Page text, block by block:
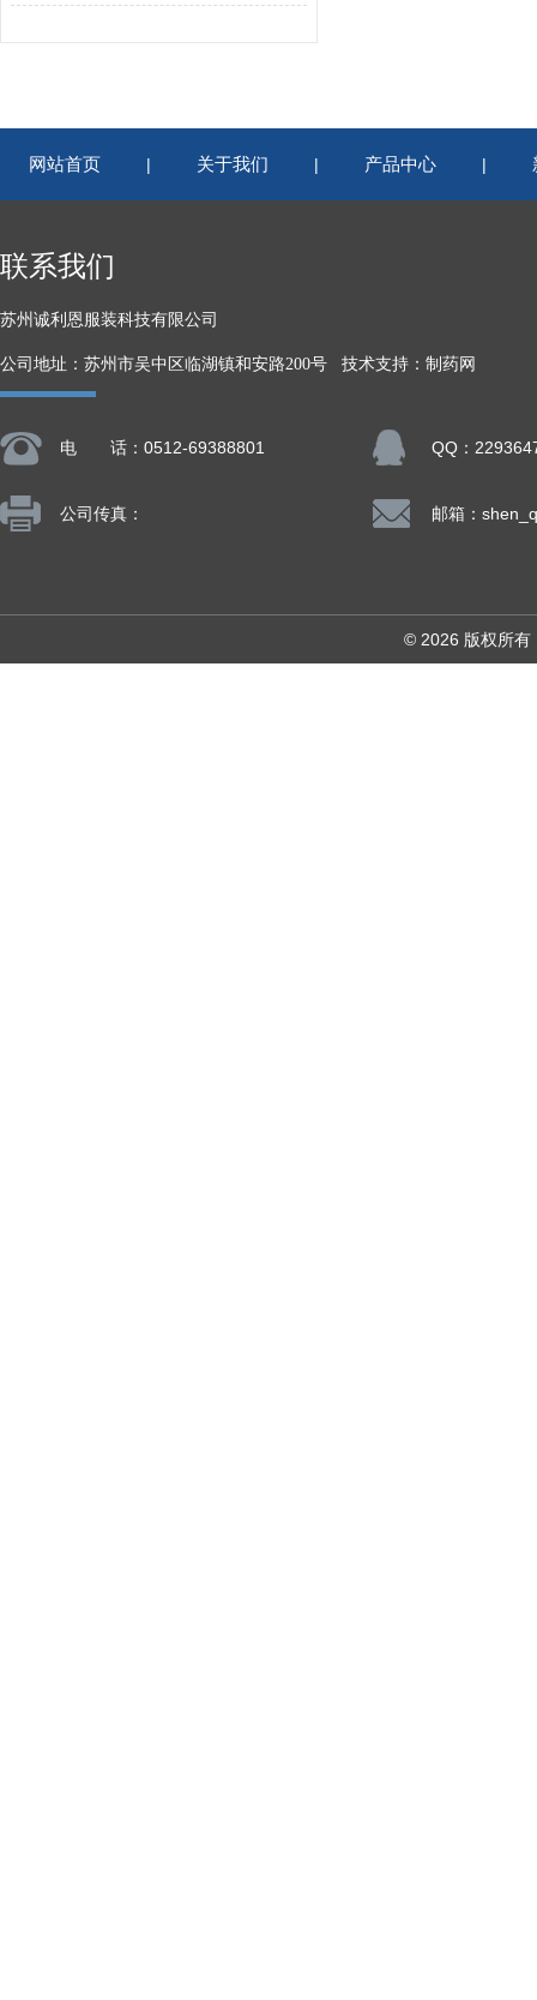
网站首页 | 关于我们 | 产品中心 |
联系我们
苏州诚利恩服装科技有限公司
公司地址：苏州市吴中区临湖镇和安路200号 技术支持： 制药网
电 话：0512-69388801 QQ：
公司传真：
© 2026 版权所